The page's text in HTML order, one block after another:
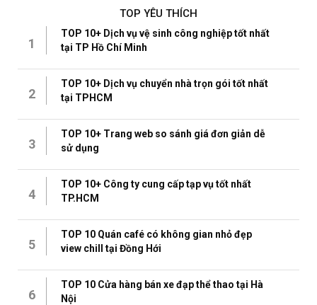
TOP YÊU THÍCH
1
TOP 10+ Dịch vụ vệ sinh công nghiệp tốt nhất
tại TP Hồ Chí Minh
2
TOP 10+ Dịch vụ chuyển nhà trọn gói tốt nhất
tại TPHCM
3
TOP 10+ Trang web so sánh giá đơn giản dễ
sử dụng
4
TOP 10+ Công ty cung cấp tạp vụ tốt nhất
TP.HCM
5
TOP 10 Quán café có không gian nhỏ đẹp
view chill tại Đồng Hới
6
TOP 10 Cửa hàng bán xe đạp thể thao tại Hà
Nội